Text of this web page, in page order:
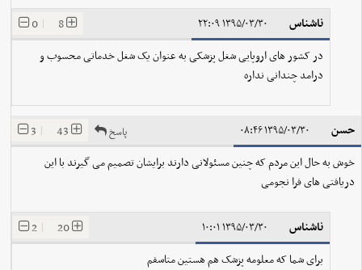
ناشناس ۱۳۹۵/۰۳/۳۰ ۲۲:۰۹ 8
|
0
در کشور های اروپایی شغل پزشکی به عنوان یک شغل خدماتی محسوب و
درامد چندانی نداره
حسن ۱۳۹۵/۰۳/۳۰ ۰۸:۴۶ 43
|
3 پاسخ
خوش به حال این مردم که چنین مسئولانی دارند برایشان تصمیم می گیرند با این
دریافتی های فرا نجومی
ناشناس ۱۳۹۵/۰۳/۳۰ ۱۰:۰۱ 20
|
2
برای شما که معلومه پزشک هم هستین متاسفم